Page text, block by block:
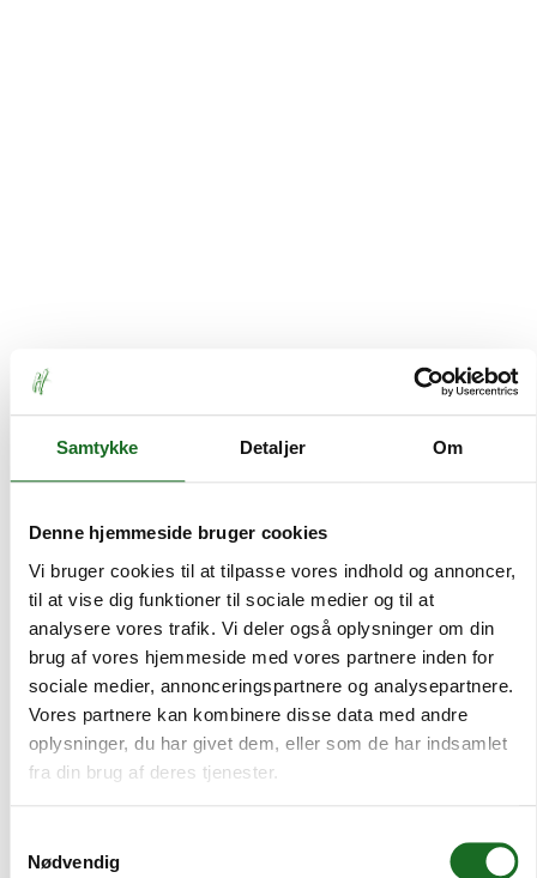
Samtykke Detaljer Om
Denne hjemmeside bruger cookies
Vi bruger cookies til at tilpasse vores indhold og annoncer,
til at vise dig funktioner til sociale medier og til at
analysere vores trafik. Vi deler også oplysninger om din
brug af vores hjemmeside med vores partnere inden for
sociale medier, annonceringspartnere og analysepartnere.
Vores partnere kan kombinere disse data med andre
oplysninger, du har givet dem, eller som de har indsamlet
fra din brug af deres tjenester.
Nødvendig
Derfor flytter børnefamilier til Hvidovre
To tilflyttende børnefamilier fortæller her, hvad der trækker dem til
Hvidovre, og hvad de synes kan blive bedre